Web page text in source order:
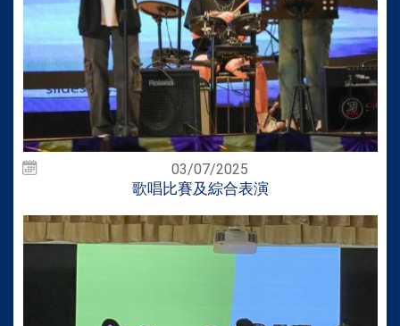
03/07/2025
歌唱比賽及綜合表演